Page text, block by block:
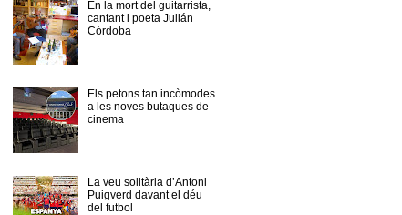
En la mort del guitarrista,
cantant i poeta Julián
Córdoba
Els petons tan incòmodes
a les noves butaques de
cinema
La veu solitària d’Antoni
Puigverd davant el déu
del futbol